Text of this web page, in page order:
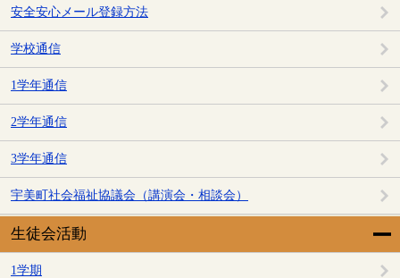
安全安心メール登録方法
学校通信
1学年通信
2学年通信
3学年通信
宇美町社会福祉協議会（講演会・相談会）
生徒会活動
1学期